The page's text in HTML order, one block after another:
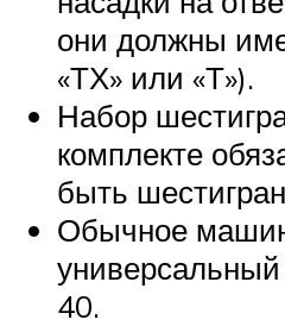
они должны
«ТХ» или «Т»).
Набор
комплекте
быть
Обычное
40.